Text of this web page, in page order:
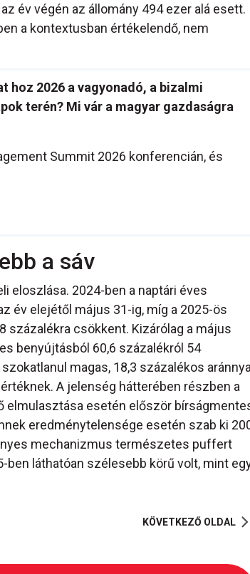
év végén az állomány 494 ezer alá esett.
a kontextusban értékelendő, nem
hoz 2026 a vagyonadó, a bizalmi
terén? Mi vár a magyar gazdaságra
Summit 2026 konferencián, és
a sáv
eloszlása. 2024-ben a naptári éves
év elejétől május 31-ig, míg a 2025-ös
százalékra csökkent. Kizárólag a május
benyújtásból 60,6 százalékról 54
magas, 18,3 százalékos
A jelenség hátterében részben a
elmulasztása esetén először
eredménytelensége esetén szab ki
mechanizmus természetes puffert
ben láthatóan szélesebb körű volt, mint
KÖVETKEZŐ OLDAL